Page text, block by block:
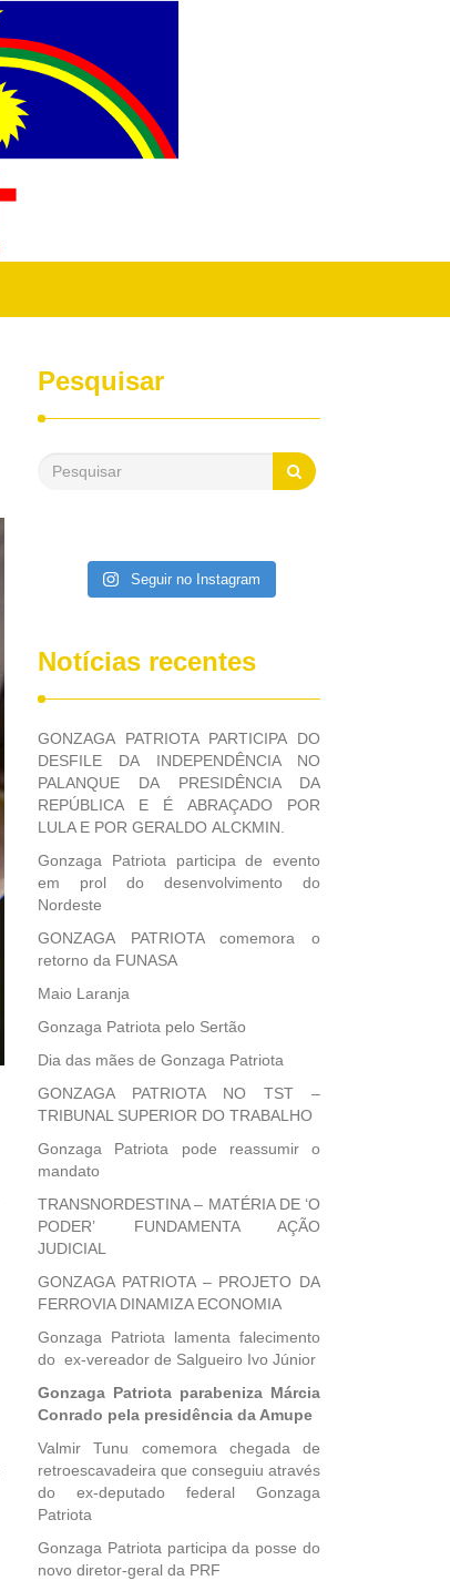
Pesquisar
Seguir no Instagram
Notícias recentes
GONZAGA PATRIOTA PARTICIPA DO
DESFILE DA INDEPENDÊNCIA NO
PALANQUE DA PRESIDÊNCIA DA
REPÚBLICA E É ABRAÇADO POR
LULA E POR GERALDO ALCKMIN.
Gonzaga Patriota participa de evento
em prol do desenvolvimento do
Nordeste
GONZAGA PATRIOTA comemora o
retorno da FUNASA
Maio Laranja
Gonzaga Patriota pelo Sertão
Dia das mães de Gonzaga Patriota
GONZAGA PATRIOTA NO TST –
TRIBUNAL SUPERIOR DO TRABALHO
Gonzaga Patriota pode reassumir o
mandato
TRANSNORDESTINA – MATÉRIA DE ‘O
PODER’ FUNDAMENTA AÇÃO
JUDICIAL
GONZAGA PATRIOTA – PROJETO DA
FERROVIA DINAMIZA ECONOMIA
Gonzaga Patriota lamenta falecimento
do ex-vereador de Salgueiro Ivo Júnior
Gonzaga Patriota parabeniza Márcia
Conrado pela presidência da Amupe
Valmir Tunu comemora chegada de
retroescavadeira que conseguiu através
do ex-deputado federal Gonzaga
Patriota
Gonzaga Patriota participa da posse do
novo diretor-geral da PRF